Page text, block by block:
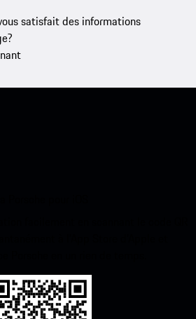
satisfait des informations